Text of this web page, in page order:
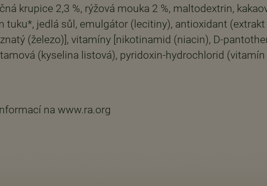
krupice 2,3 %, rýžová mouka 2 %, maltodextrin,
tuku*, jedlá sůl, emulgátor (lecitiny), antioxidant
(železo)], vitamíny [nikotinamid (niacin), D-
(kyselina listová), pyridoxin-hydrochlorid
na www.ra.org